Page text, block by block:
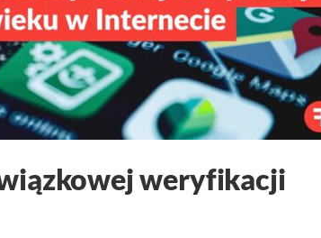
weryfikacji